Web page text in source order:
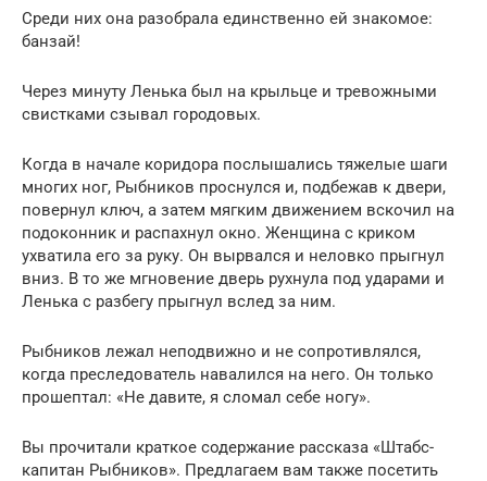
Среди них она разобрала единственно ей знакомое:
банзай!
Через минуту Ленька был на крыльце и тревожными
свистками сзывал городовых.
Когда в начале коридора послышались тяжелые шаги
многих ног, Рыбников проснулся и, подбежав к двери,
повернул ключ, а затем мягким движением вскочил на
подоконник и распахнул окно. Женщина с криком
ухватила его за руку. Он вырвался и неловко прыгнул
вниз. В то же мгновение дверь рухнула под ударами и
Ленька с разбегу прыгнул вслед за ним.
Рыбников лежал неподвижно и не сопротивлялся,
когда преследователь навалился на него. Он только
прошептал: «Не давите, я сломал себе ногу».
Вы прочитали краткое содержание рассказа «Штабс-
капитан Рыбников». Предлагаем вам также посетить